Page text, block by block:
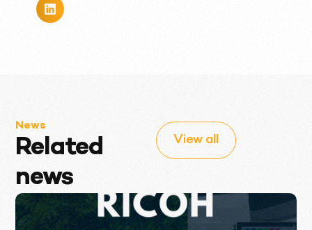
News
Related
news
View all